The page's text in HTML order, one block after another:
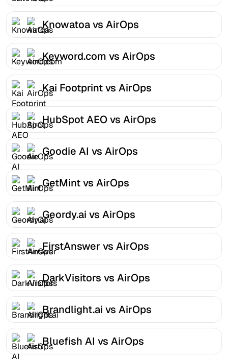
Knowatoa vs AirOps
Keyword.com vs AirOps
Kai Footprint vs AirOps
HubSpot AEO vs AirOps
Goodie AI vs AirOps
GetMint vs AirOps
Geordy.ai vs AirOps
FirstAnswer vs AirOps
DarkVisitors vs AirOps
Brandlight.ai vs AirOps
Bluefish AI vs AirOps